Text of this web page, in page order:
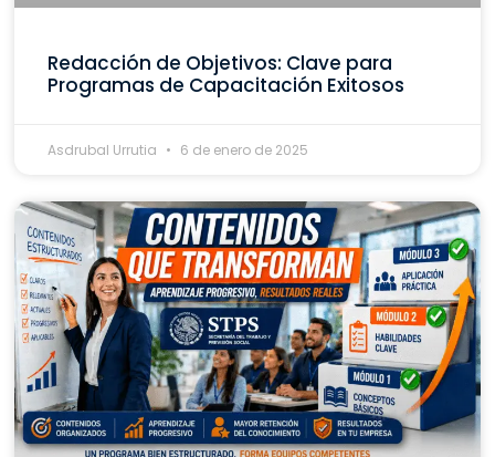
Redacción de Objetivos: Clave para
Programas de Capacitación Exitosos
Asdrubal Urrutia 6 de enero de 2025